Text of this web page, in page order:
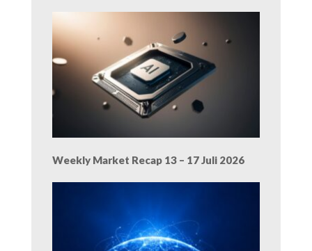
Weekly Market Recap 13 – 17 Juli 2026